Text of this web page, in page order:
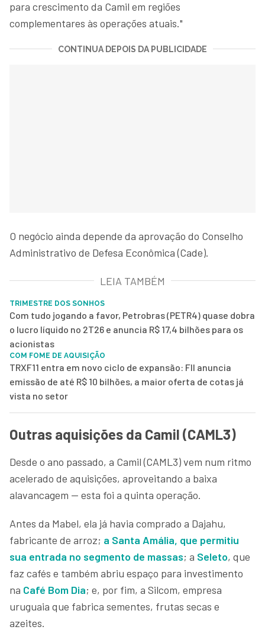
para crescimento da Camil em regiões
complementares às operações atuais."
CONTINUA DEPOIS DA PUBLICIDADE
O negócio ainda depende da aprovação do Conselho
Administrativo de Defesa Econômica (Cade).
LEIA TAMBÉM
TRIMESTRE DOS SONHOS
Com tudo jogando a favor, Petrobras (PETR4) quase dobra
o lucro líquido no 2T26 e anuncia R$ 17,4 bilhões para os
acionistas
COM FOME DE AQUISIÇÃO
TRXF11 entra em novo ciclo de expansão: FII anuncia
emissão de até R$ 10 bilhões, a maior oferta de cotas já
vista no setor
Outras aquisições da Camil (CAML3)
Desde o ano passado, a Camil (CAML3) vem num ritmo
acelerado de aquisições, aproveitando a baixa
alavancagem — esta foi a quinta operação.
Antes da Mabel, ela já havia comprado a Dajahu,
fabricante de arroz; a Santa Amália, que permitiu
sua entrada no segmento de massas; a Seleto, que
faz cafés e também abriu espaço para investimento
na Café Bom Dia; e, por fim, a Silcom, empresa
uruguaia que fabrica sementes, frutas secas e
azeites.